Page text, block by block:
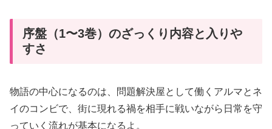
序盤（1〜3巻）のざっくり内容と入りや
すさ
物語の中心になるのは、問題解決屋として働くアルマとネ
イのコンビで、街に現れる禍を相手に戦いながら日常を守
っていく流れが基本になるよ。